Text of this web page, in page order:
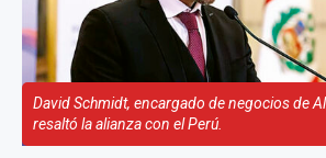
David Schmidt, encargado de negocios de
resaltó la alianza con el Perú.